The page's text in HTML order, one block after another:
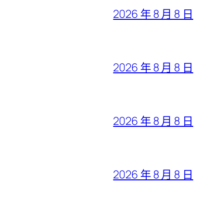
2026 年 8 月 8 日
2026 年 8 月 8 日
2026 年 8 月 8 日
2026 年 8 月 8 日